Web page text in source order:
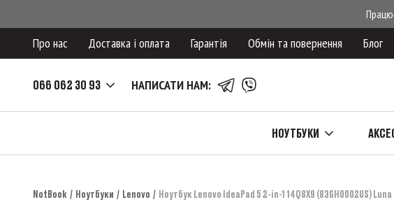
Про нас Доставка і оплата Гарантія Обмін та повернення Блог
066 062 30 93 НАПИСАТИ НАМ:
НОУТБУКИ
NotBook Ноутбуки Lenovo Ноутбук Lenovo IdeaPad 5 2-in-1 14Q8X9 (83GH0002US) Luna